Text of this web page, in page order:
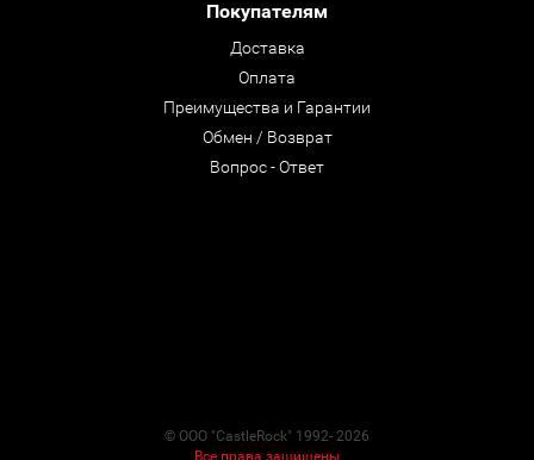
Покупателям
Доставка
Оплата
Преимущества и Гарантии
Обмен / Возврат
Вопрос - Ответ
© ООО "CastleRock" 1992- 2026
Все права защищены